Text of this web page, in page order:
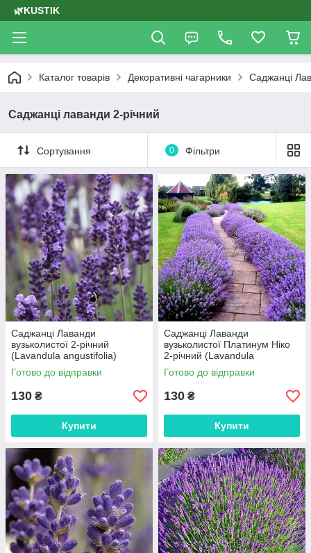
🌿KUSTIK
Каталог товарів Декоративні чагарники Саджанці
Саджанці лаванди 2-річний
Сортування 0 Фільтри
Саджанці Лаванди
вузьколистої 2-річний
(Lavandula angustifolia)
Готово до відправки
130 ₴
Купити
Саджанці Лаванди
вузьколистої Платинум Ніко
2-річний (Lavandula
angustifolia Platinum nico)
Готово до відправки
130 ₴
Купити